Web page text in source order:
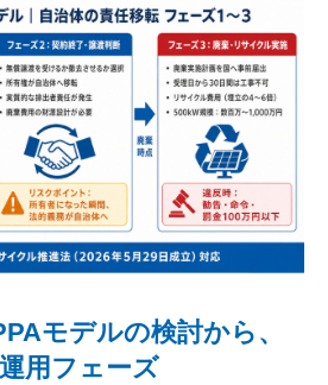
モデルの検討から、
用フェーズ